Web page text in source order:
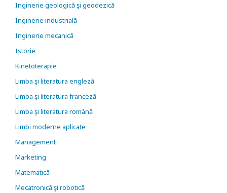
Inginerie geologică şi geodezică
Inginerie industrială
Inginerie mecanică
Istorie
Kinetoterapie
Limba şi literatura engleză
Limba şi literatura franceză
Limba şi literatura română
Limbi moderne aplicate
Management
Marketing
Matematică
Mecatronică şi robotică